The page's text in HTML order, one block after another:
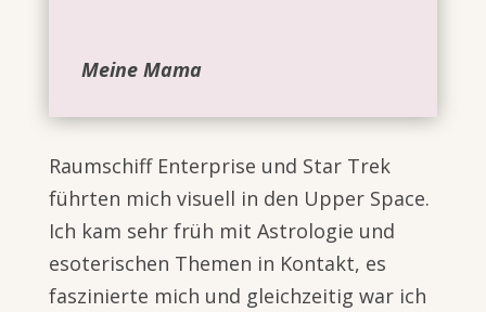
Meine Mama
Raumschiff Enterprise und Star Trek
führten mich visuell in den Upper Space.
Ich kam sehr früh mit Astrologie und
esoterischen Themen in Kontakt, es
faszinierte mich und gleichzeitig war ich